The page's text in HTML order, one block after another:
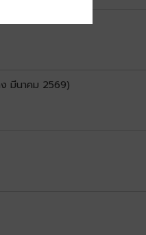
มีนาคม 2569)